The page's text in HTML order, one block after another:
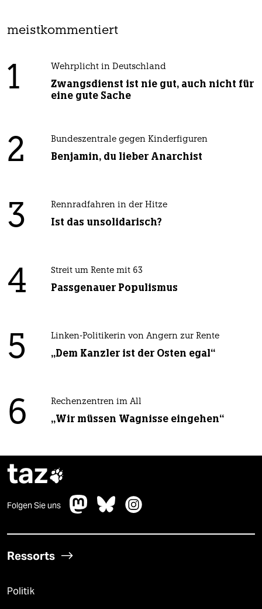
meistkommentiert
1 Wehrplicht in Deutschland
Zwangsdienst ist nie gut, auch nicht für
eine gute Sache
2 Bundeszentrale gegen Kinderfiguren
Benjamin, du lieber Anarchist
3 Rennradfahren in der Hitze
Ist das unsolidarisch?
4 Streit um Rente mit 63
Passgenauer Populismus
5 Linken-Politikerin von Angern zur Rente
„Dem Kanzler ist der Osten egal“
6 Rechenzentren im All
„Wir müssen Wagnisse eingehen“
taz
Folgen Sie uns
Ressorts
Politik